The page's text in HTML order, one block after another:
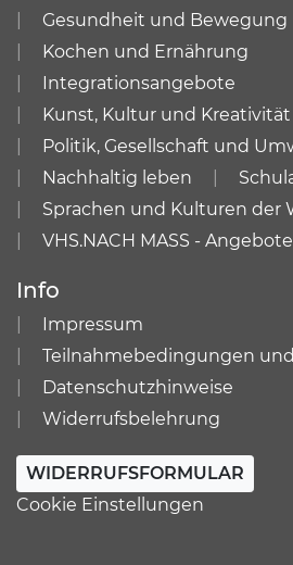
Gesundheit und Bewegung
Kochen und Ernährung
Integrationsangebote
Kunst, Kultur und Kreativität
Politik, Gesellschaft und
Nachhaltig leben
Sprachen und Kulturen der
VHS.NACH MASS -
Info
Impressum
Teilnahmebedingungen
Datenschutzhinweise
Widerrufsbelehrung
WIDERRUFSFORMULAR
Cookie Einstellungen